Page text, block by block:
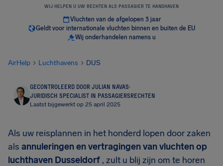
WIJ HELPEN U UW RECHTEN ALS PASSAGIER TE HANDHAVEN
Vluchten van de afgelopen 3 jaar
Geldt voor internationale vluchten binnen en buiten de EU
Wij onderhandelen namens u
AirHelp Luchthavens DUS
GECONTROLEERD DOOR JULIAN NAVAS·
JURIDISCH SPECIALIST IN PASSAGIERSRECHTEN
Laatst bijgewerkt op 25 april 2025
Als uw reisplannen in het honderd lopen door zaken
als annuleringen en vertragingen van vluchten op
luchthaven Dusseldorf , zult u blij zijn om te horen